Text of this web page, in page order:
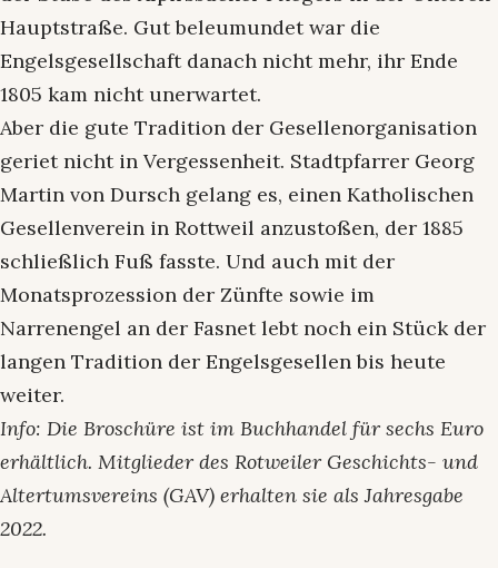
Hauptstraße. Gut beleumundet war die
Engelsgesellschaft danach nicht mehr, ihr Ende
1805 kam nicht unerwartet.
Aber die gute Tradition der Gesellenorganisation
geriet nicht in Vergessenheit. Stadtpfarrer Georg
Martin von Dursch gelang es, einen Katholischen
Gesellenverein in Rottweil anzustoßen, der 1885
schließlich Fuß fasste. Und auch mit der
Monatsprozession der Zünfte sowie im
Narrenengel an der Fasnet lebt noch ein Stück der
langen Tradition der Engelsgesellen bis heute
weiter.
Info: Die Broschüre ist im Buchhandel für sechs Euro
erhältlich. Mitglieder des Rotweiler Geschichts- und
Altertumsvereins (GAV) erhalten sie als Jahresgabe
2022.